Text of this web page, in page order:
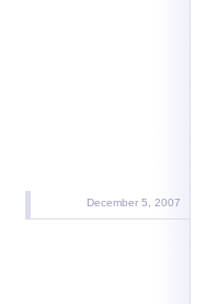
December 5, 2007